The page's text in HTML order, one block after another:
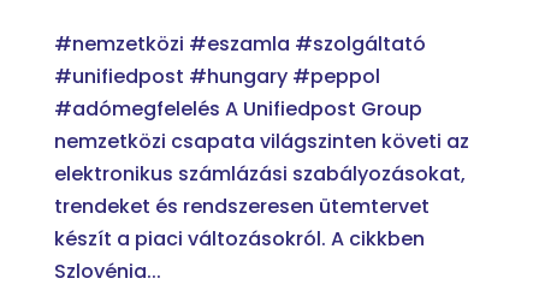
#nemzetközi #eszamla #szolgáltató
#unifiedpost #hungary #peppol
#adómegfelelés A Unifiedpost Group
nemzetközi csapata világszinten követi az
elektronikus számlázási szabályozásokat,
trendeket és rendszeresen ütemtervet
készít a piaci változásokról. A cikkben
Szlovénia...